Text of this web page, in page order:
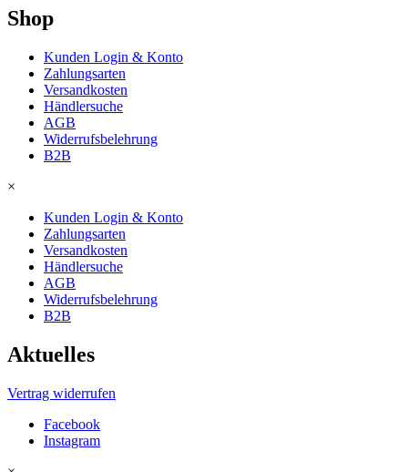
Shop
Kunden Login & Konto
Zahlungsarten
Versandkosten
Händlersuche
AGB
Widerrufsbelehrung
B2B
×
Kunden Login & Konto
Zahlungsarten
Versandkosten
Händlersuche
AGB
Widerrufsbelehrung
B2B
Aktuelles
Vertrag widerrufen
Facebook
Instagram